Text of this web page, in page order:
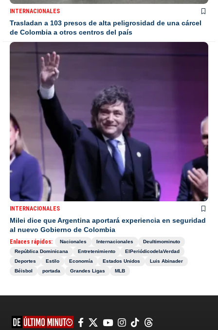
INTERNACIONALES
Trasladan a 103 presos de alta peligrosidad de una cárcel
de Colombia a otros centros del país
INTERNACIONALES
Milei dice que Argentina aportará experiencia en seguridad
al nuevo Gobierno de Colombia
Enlaces rápidos: Nacionales Internacionales
Deultimominuto
República Dominicana
Entretenimiento
ElPeriódicodelaVerdad
Deportes
Estilo Economía Estados Unidos
Luis Abinader
Béisbol
portada Grandes Ligas MLB